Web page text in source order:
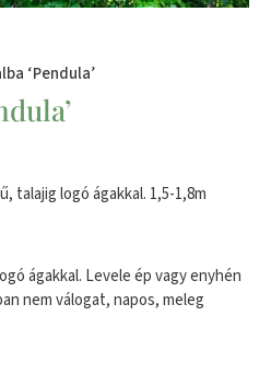
‘Pendula’
talajig logó ágakkal. 1,5-1,8m
ágakkal. Levele ép vagy enyhén
nem válogat, napos, meleg